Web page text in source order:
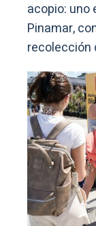
acopio: uno
Pinamar,
recolección